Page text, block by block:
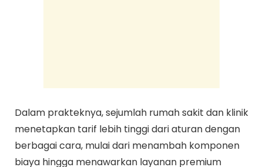
Dalam prakteknya, sejumlah rumah sakit dan klinik
menetapkan tarif lebih tinggi dari aturan dengan
berbagai cara, mulai dari menambah komponen
biaya hingga menawarkan layanan premium